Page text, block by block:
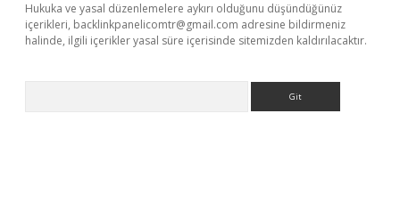
Hukuka ve yasal düzenlemelere aykırı olduğunu düşündüğünüz
içerikleri, backlinkpanelicomtr@gmail.com adresine bildirmeniz
halinde, ilgili içerikler yasal süre içerisinde sitemizden kaldırılacaktır.